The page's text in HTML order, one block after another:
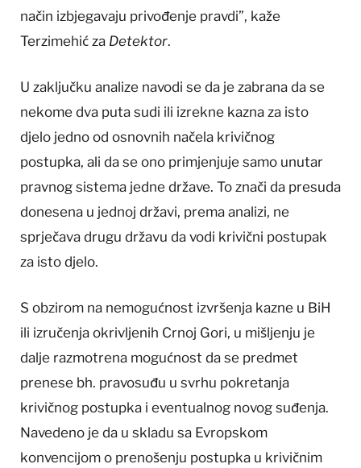
način izbjegavaju privođenje pravdi”, kaže
Terzimehić za Detektor.
U zaključku analize navodi se da je zabrana da se
nekome dva puta sudi ili izrekne kazna za isto
djelo jedno od osnovnih načela krivičnog
postupka, ali da se ono primjenjuje samo unutar
pravnog sistema jedne države. To znači da presuda
donesena u jednoj državi, prema analizi, ne
sprječava drugu državu da vodi krivični postupak
za isto djelo.
S obzirom na nemogućnost izvršenja kazne u BiH
ili izručenja okrivljenih Crnoj Gori, u mišljenju je
dalje razmotrena mogućnost da se predmet
prenese bh. pravosuđu u svrhu pokretanja
krivičnog postupka i eventualnog novog suđenja.
Navedeno je da u skladu sa Evropskom
konvencijom o prenošenju postupka u krivičnim